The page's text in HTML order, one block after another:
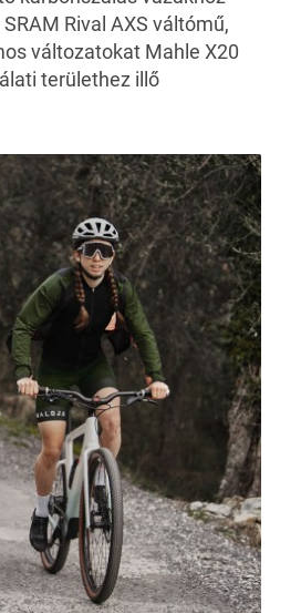
Rival AXS váltómű,
változatokat Mahle X20
területhez illő